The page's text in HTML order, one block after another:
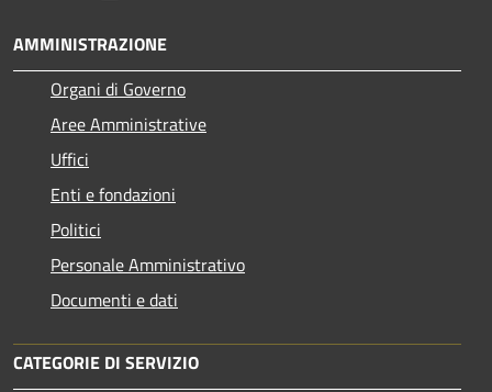
AMMINISTRAZIONE
Organi di Governo
Aree Amministrative
Uffici
Enti e fondazioni
Politici
Personale Amministrativo
Documenti e dati
CATEGORIE DI SERVIZIO